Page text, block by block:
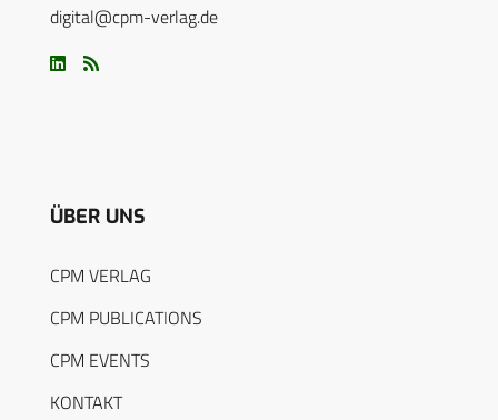
digital@cpm-verlag.de
ÜBER UNS
CPM VERLAG
CPM PUBLICATIONS
CPM EVENTS
KONTAKT